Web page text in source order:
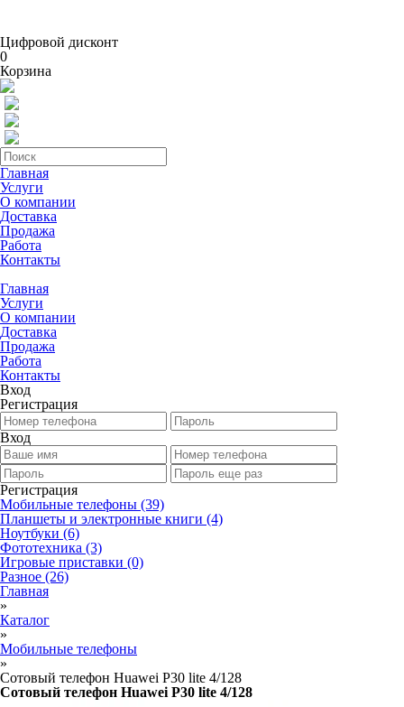
Цифровой дисконт
0
Корзина
Главная
Услуги
О компании
Доставка
Продажа
Работа
Контакты
Главная
Услуги
О компании
Доставка
Продажа
Работа
Контакты
Вход
Регистрация
Вход
Регистрация
Мобильные телефоны (39)
Планшеты и электронные книги (4)
Ноутбуки (6)
Фототехника (3)
Игровые приставки (0)
Разное (26)
Главная
»
Каталог
»
Мобильные телефоны
»
Сотовый телефон Huawei P30 lite 4/128
Сотовый телефон Huawei P30 lite 4/128